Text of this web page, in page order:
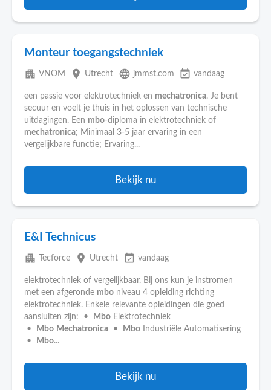
Monteur toegangstechniek
apartment VNOM place Utrecht language jmmst.com event_available vandaag
een passie voor elektrotechniek en mechatronica. Je bent
secuur en voelt je thuis in het oplossen van technische
uitdagingen. Een mbo-diploma in elektrotechniek of
mechatronica; Minimaal 3-5 jaar ervaring in een
vergelijkbare functie; Ervaring...
Bekijk nu
E&I Technicus
apartment Tecforce place Utrecht event_available vandaag
elektrotechniek of vergelijkbaar. Bij ons kun je instromen
met een afgeronde mbo niveau 4 opleiding richting
elektrotechniek. Enkele relevante opleidingen die goed
aansluiten zijn: •
Mbo Elektrotechniek
•
Mbo Mechatronica • Mbo Industriële Automatisering
•
Mbo...
Bekijk nu